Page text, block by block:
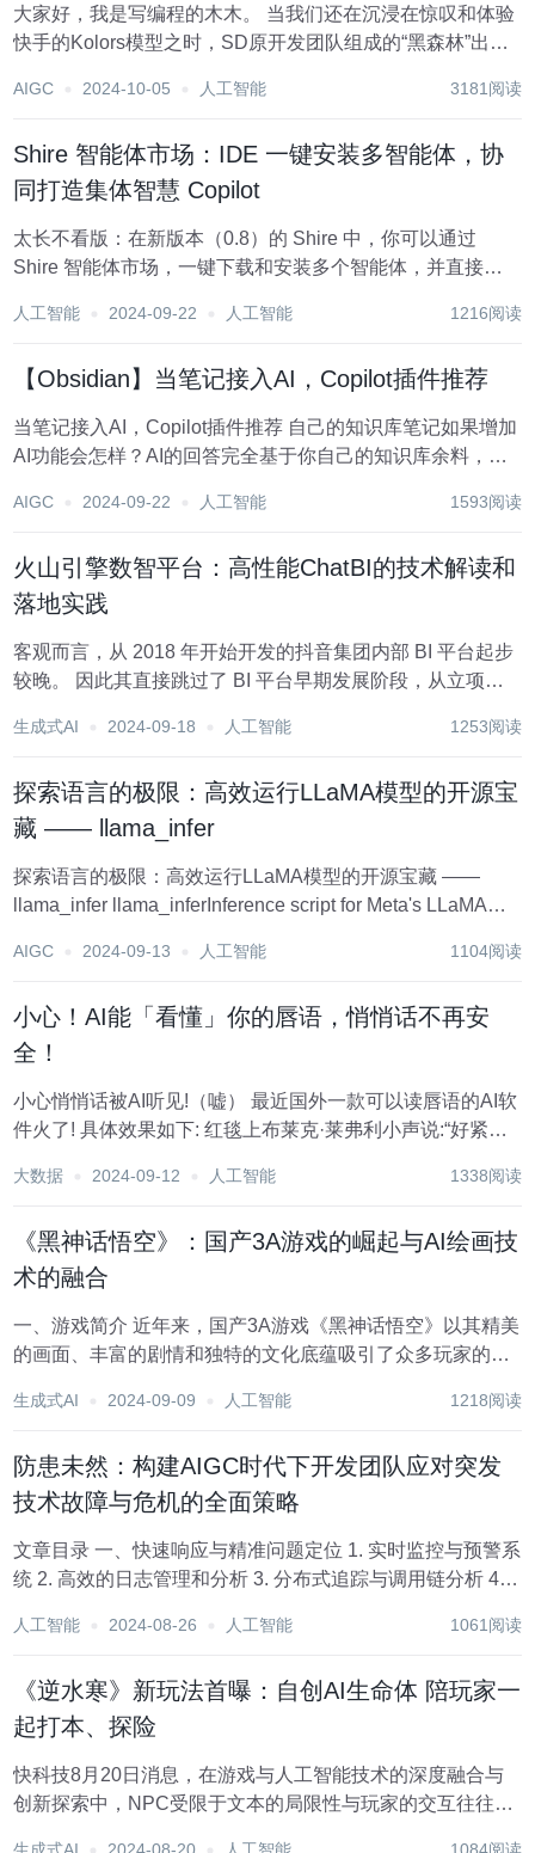
大家好，我是写编程的木木。 当我们还在沉浸在惊叹和体验
快手的Kolors模型之时，SD原开发团队组成的“黑森林”出的
的冲击，模型所绘制的画面质感、精细度的确让我们眼前一
AIGC 2024-10-05 人工智能 3181阅读
Shire 智能体市场：IDE 一键安装多智能体，协
同打造集体智慧 Copilot
太长不看版：在新版本（0.8）的 Shire 中，你可以通过
Shire 智能体市场，一键下载和安装多个智能体，并直接在
人工智能 2024-09-22 人工智能 1216阅读
【Obsidian】当笔记接入AI，Copilot插件推荐
当笔记接入AI，Copilot插件推荐 自己的知识库笔记如果增加
AI功能会怎样？AI的回答完全基于你自己的知识库余料，是
这个梦想。 一、什么是Copilot？ 我们知道github有一个...
AIGC 2024-09-22 人工智能 1593阅读
火山引擎数智平台：高性能ChatBI的技术解读和
落地实践
客观而言，从 2018 年开始开发的抖音集团内部 BI 平台起步
较晚。 因此其直接跳过了 BI 平台早期发展阶段，从立项之
需求的数据分析平台。 在抖音集团内部，BI 平台建设分为以
生成式AI 2024-09-18 人工智能 1253阅读
探索语言的极限：高效运行LLaMA模型的开源宝
藏 —— llama_infer
探索语言的极限：高效运行LLaMA模型的开源宝藏 ——
llama_infer llama_inferInference script for Meta's LLaMA
AIGC 2024-09-13 人工智能 1104阅读
小心！AI能「看懂」你的唇语，悄悄话不再安
全！
小心悄悄话被AI听见!（嘘） 最近国外一款可以读唇语的AI软
件火了! 具体效果如下: 红毯上布莱克·莱弗利小声说:“好紧
看见一排白牙（bushi）的侃爷，唇语也能被轻松破解。 看
大数据 2024-09-12 人工智能 1338阅读
《黑神话悟空》：国产3A游戏的崛起与AI绘画技
术的融合
一、游戏简介 近年来，国产3A游戏《黑神话悟空》以其精美
的画面、丰富的剧情和独特的文化底蕴吸引了众多玩家的关
悟空历经磨难，最终成长为斗战胜佛的故事。在游戏制作过
生成式AI 2024-09-09 人工智能 1218阅读
防患未然：构建AIGC时代下开发团队应对突发
技术故障与危机的全面策略
文章目录 一、快速响应与精准问题定位 1. 实时监控与预警系
统 2. 高效的日志管理和分析 3. 分布式追踪与调用链分析 4.
尽的应急预案 2. 定期应急演练 3. 数据备份与...
人工智能 2024-08-26 人工智能 1061阅读
《逆水寒》新玩法首曝：自创AI生命体 陪玩家一
起打本、探险
快科技8月20日消息，在游戏与人工智能技术的深度融合与
创新探索中，NPC受限于文本的局限性与玩家的交互往往存